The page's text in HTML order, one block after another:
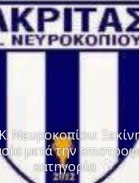
Νευροκοπίου:
μετά την
κατηγορία